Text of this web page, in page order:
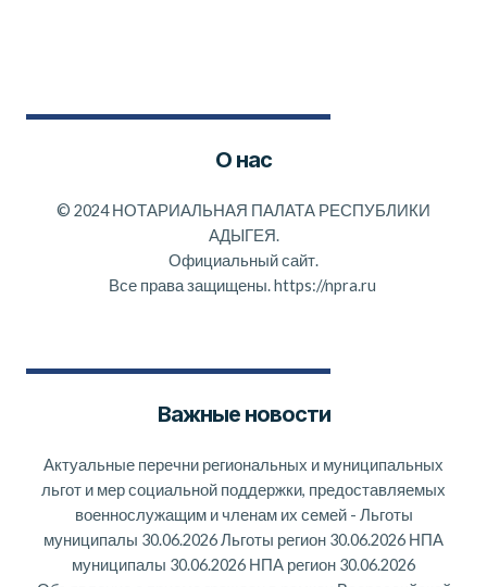
О нас
© 2024 НОТАРИАЛЬНАЯ ПАЛАТА РЕСПУБЛИКИ
АДЫГЕЯ.
Официальный сайт.
Все права защищены.https://npra.ru
Важные новости
Актуальные перечни региональных и муниципальных
льгот и мер социальной поддержки, предоставляемых
военнослужащим и членам их семей - Льготы
муниципалы 30.06.2026 Льготы регион 30.06.2026 НПА
муниципалы 30.06.2026 НПА регион 30.06.2026